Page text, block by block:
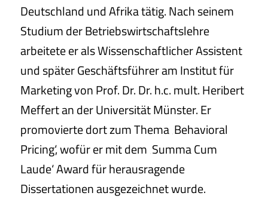
Deutschland und Afrika tätig. Nach seinem
Studium der Betriebswirtschaftslehre
arbeitete er als Wissenschaftlicher Assistent
und später Geschäftsführer am Institut für
Marketing von Prof. Dr. Dr. h.c. mult. Heribert
Meffert an der Universität Münster. Er
promovierte dort zum Thema ‚Behavioral
Pricing‘, wofür er mit dem ‚Summa Cum
Laude‘ Award für herausragende
Dissertationen ausgezeichnet wurde.